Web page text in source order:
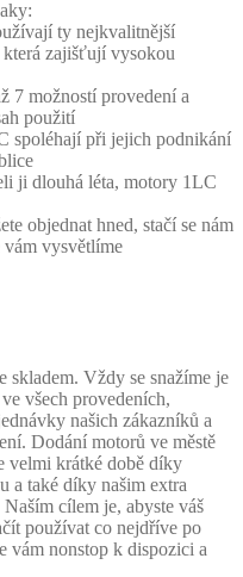
ty nejkvalitnější
zajišťují vysokou
7 možností provedení a
použití
spoléhají při jejich podnikání
ji dlouhá léta, motory 1LC
objednat hned, stačí se nám
vám vysvětlíme
skladem. Vždy se snažíme je
všech provedeních,
našich zákazníků a
Dodání motorů ve městě
velmi krátké době díky
a také díky našim extra
cílem je, abyste váš
používat co nejdříve po
vám nonstop k dispozici a